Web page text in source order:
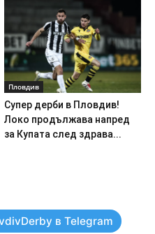
Пловдив
Супер дерби в Пловдив!
Локо продължава напред
за Купата след здрава...
в Telegram